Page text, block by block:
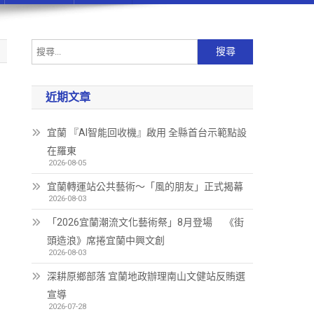
近期文章
宜蘭 『AI智能回收機』啟用 全縣首台示範點設
在羅東
2026-08-05
宜蘭轉運站公共藝術～「風的朋友」正式揭幕
2026-08-03
「2026宜蘭潮流文化藝術祭」8月登場 《街
頭造浪》席捲宜蘭中興文創
2026-08-03
深耕原鄉部落 宜蘭地政辦理南山文健站反賄選
宣導
2026-07-28